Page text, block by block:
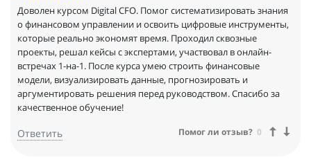
Доволен курсом Digital CFO. Помог систематизировать знания
о финансовом управлении и освоить цифровые инструменты,
которые реально экономят время. Проходил сквозные
проекты, решал кейсы с экспертами, участвовал в онлайн-
встречах 1-на-1. После курса умею строить финансовые
модели, визуализировать данные, прогнозировать и
аргументировать решения перед руководством. Спасибо за
качественное обучение!
Ответить Помог ли отзыв? 0